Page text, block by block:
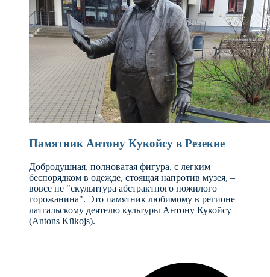
Памятник Антону Кукойсу в Резекне
Добродушная, полноватая фигура, с легким
беспорядком в одежде, стоящая напротив музея, –
вовсе не "скульптура абстрактного пожилого
горожанина". Это памятник любимому в регионе
латгальскому деятелю культуры Антону Кукойсу
(Antons Kūkojs).